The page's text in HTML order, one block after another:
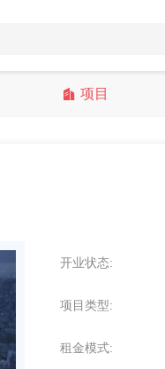
项目
开业状态:
项目类型:
租金模式: